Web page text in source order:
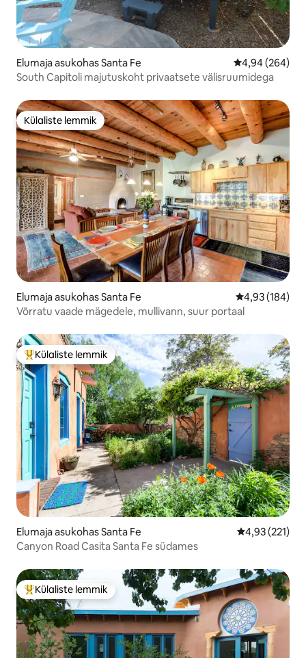
Elumaja asukohas Santa Fe Keskmine
4,94 (264)
South Capitoli majutuskoht privaatsete välisruumidega
Külaliste lemmik
Külaliste lemmik
Elumaja asukohas Santa Fe Keskmine
4,93 (184)
Võrratu vaade mägedele, mullivann, suur portaal
Külaliste suur lemmik
Külaliste lemmik
Elumaja asukohas Santa Fe Keskmine
4,93 (221)
Canyon Road Casita Santa Fe südames
Külaliste suur lemmik
Külaliste lemmik